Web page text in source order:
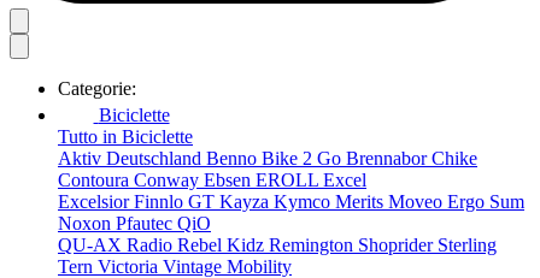
Categorie:
Biciclette
Tutto in Biciclette
Aktiv Deutschland Benno Bike 2 Go Brennabor Chike
Contoura Conway Ebsen EROLL Excel
Excelsior Finnlo GT Kayza Kymco Merits Moveo Ergo Sum
Noxon Pfautec QiO
QU-AX Radio Rebel Kidz Remington Shoprider Sterling
Tern Victoria Vintage Mobility